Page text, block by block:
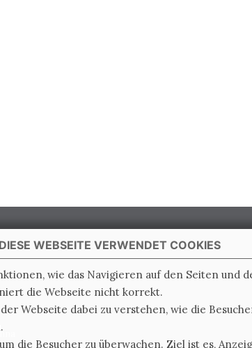
DIESE WEBSEITE VERWENDET COOKIES
wie das Navigieren auf den Seiten und
die Webseite nicht korrekt.
Webseite dabei zu verstehen, wie die
die Besucher zu überwachen. Ziel ist es,